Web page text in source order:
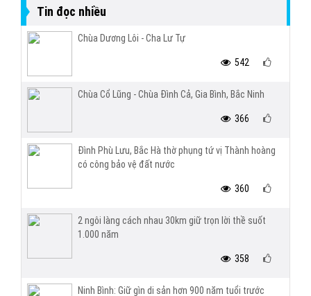
Tin đọc nhiều
Chùa Dương Lôi - Cha Lư Tự
542
Chùa Cổ Lũng - Chùa Đình Cả, Gia Bình, Bắc Ninh
366
Đình Phù Lưu, Bắc Hà thờ phụng tứ vị Thành hoàng
có công bảo vệ đất nước
360
2 ngôi làng cách nhau 30km giữ trọn lời thề suốt
1.000 năm
358
Ninh Bình: Giữ gìn di sản hơn 900 năm tuổi trước